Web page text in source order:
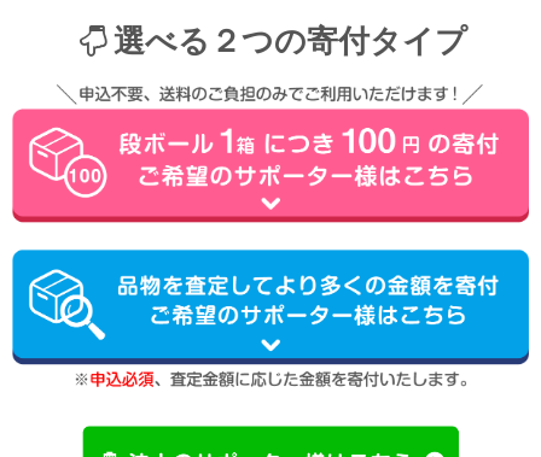
選べる２つの寄付タイプ